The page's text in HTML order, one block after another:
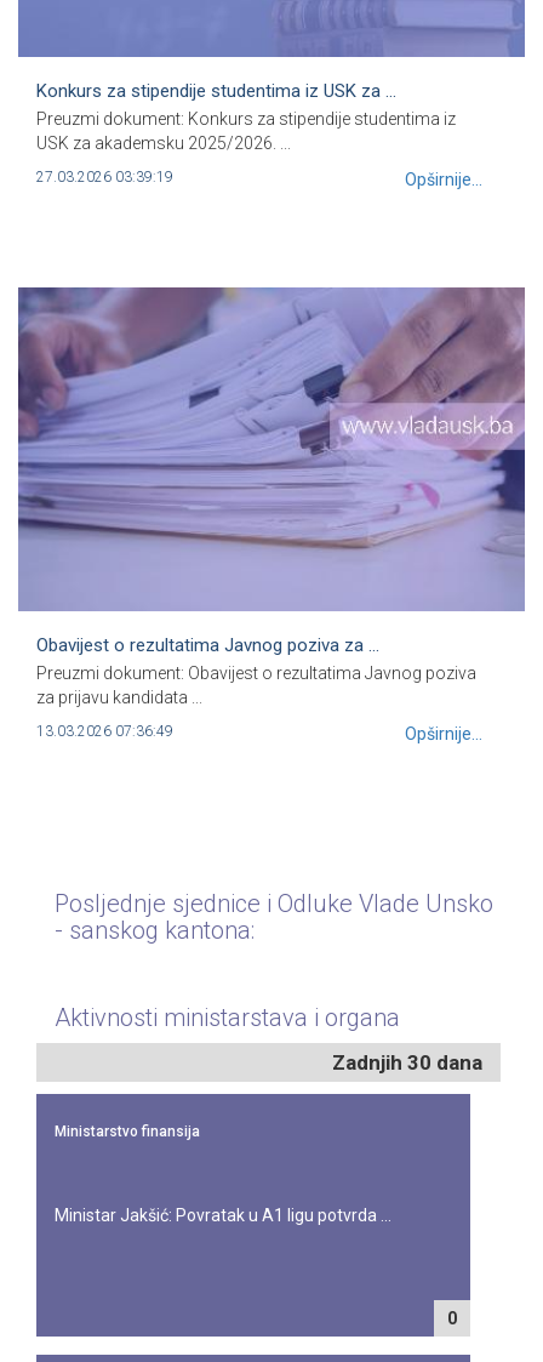
Konkurs za stipendije studentima iz USK za ...
Preuzmi dokument: Konkurs za stipendije studentima iz
USK za akademsku 2025/2026. ...
27.03.2026 03:39:19 Opširnije...
Obavijest o rezultatima Javnog poziva za ...
Preuzmi dokument: Obavijest o rezultatima Javnog poziva
za prijavu kandidata ...
13.03.2026 07:36:49 Opširnije...
Posljednje sjednice i Odluke Vlade Unsko
- sanskog kantona:
Aktivnosti ministarstava i organa
Zadnjih 30 dana
Ministarstvo finansija
0
Ministar Jakšić: Povratak u A1 ligu potvrda ...